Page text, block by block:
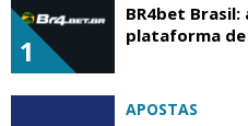
1
BR4bet
plataforma
APOSTAS